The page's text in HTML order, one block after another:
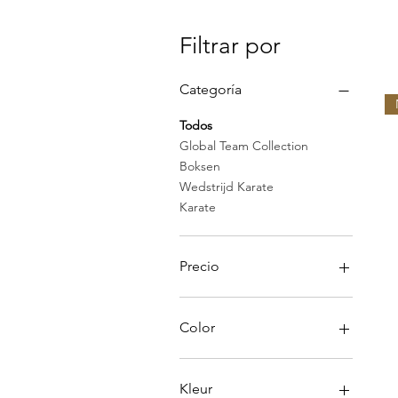
Filtrar por
Categoría
Todos
Global Team Collection
Boksen
Wedstrijd Karate
Karate
Precio
Color
Kleur